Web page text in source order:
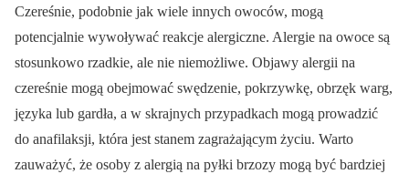
Czereśnie, podobnie jak wiele innych owoców, mogą
potencjalnie wywoływać reakcje alergiczne. Alergie na owoce są
stosunkowo rzadkie, ale nie niemożliwe. Objawy alergii na
czereśnie mogą obejmować swędzenie, pokrzywkę, obrzęk warg,
języka lub gardła, a w skrajnych przypadkach mogą prowadzić
do anafilaksji, która jest stanem zagrażającym życiu. Warto
zauważyć, że osoby z alergią na pyłki brzozy mogą być bardziej